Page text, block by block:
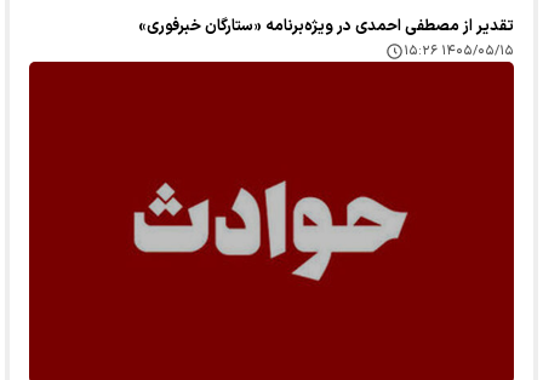
تقدیر از مصطفی احمدی در ویژه‌برنامه «ستارگان خبرفوری»
۱۴۰۵/۰۵/۱۵ ۱۵:۲۶